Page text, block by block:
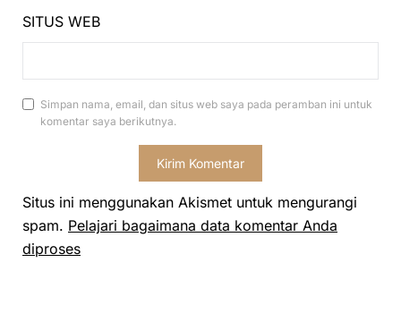
SITUS WEB
Simpan nama, email, dan situs web saya pada peramban ini untuk
komentar saya berikutnya.
Situs ini menggunakan Akismet untuk mengurangi
spam. Pelajari bagaimana data komentar Anda
diproses